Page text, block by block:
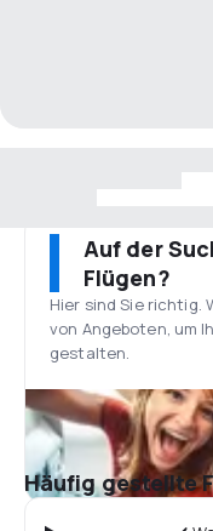
Auf der
Flügen?
Hier sind Sie richtig.
von Angeboten, um
gestalten.
Häufig gestellte